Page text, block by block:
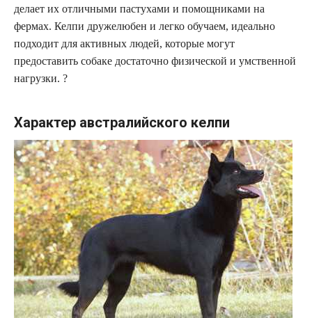
делает их отличными пастухами и помощниками на
фермах. Келпи дружелюбен и легко обучаем, идеально
подходит для активных людей, которые могут
предоставить собаке достаточно физической и умственной
нагрузки. ?
Характер австралийского келпи